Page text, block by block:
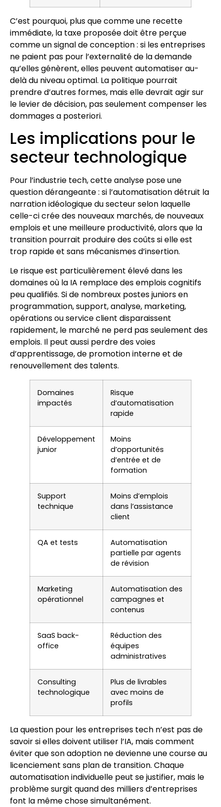
C’est pourquoi, plus que comme une recette
immédiate, la taxe proposée doit être perçue
comme un signal de conception : si les entreprises
ne paient pas pour l’externalité de la demande
qu’elles génèrent, elles peuvent automatiser au-
delà du niveau optimal. La politique pourrait
prendre d’autres formes, mais elle devrait agir sur
le levier de décision, pas seulement compenser les
dommages a posteriori.
Les implications pour le
secteur technologique
Pour l’industrie tech, cette analyse pose une
question dérangeante : si l’automatisation détruit la
narration idéologique du secteur selon laquelle
celle-ci crée des nouveaux marchés, de nouveaux
emplois et une meilleure productivité, alors que la
transition pourrait produire des coûts si elle est
trop rapide et sans mécanismes d’insertion.
Le risque est particulièrement élevé dans les
domaines où la IA remplace des emplois cognitifs
peu qualifiés. Si de nombreux postes juniors en
programmation, support, analyse, marketing,
opérations ou service client disparaissent
rapidement, le marché ne perd pas seulement des
emplois. Il peut aussi perdre des voies
d’apprentissage, de promotion interne et de
renouvellement des talents.
Domaines
impactés
Risque
d’automatisation
rapide
Développement
junior
Moins
d’opportunités
d’entrée et de
formation
Support
technique
Moins d’emplois
dans l’assistance
client
QA et tests
Automatisation
partielle par agents
de révision
Marketing
opérationnel
Automatisation des
campagnes et
contenus
SaaS back-
office
Réduction des
équipes
administratives
Consulting
technologique
Plus de livrables
avec moins de
profils
La question pour les entreprises tech n’est pas de
savoir si elles doivent utiliser l’IA, mais comment
éviter que son adoption ne devienne une course au
licenciement sans plan de transition. Chaque
automatisation individuelle peut se justifier, mais le
problème surgit quand des milliers d’entreprises
font la même chose simultanément.